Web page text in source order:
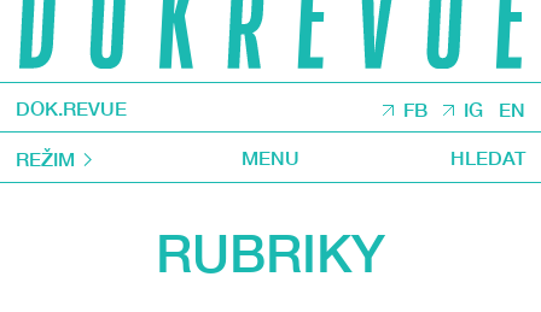
DOK.REVUE FB IG EN
REŽIM MENU HLEDAT
RUBRIKY